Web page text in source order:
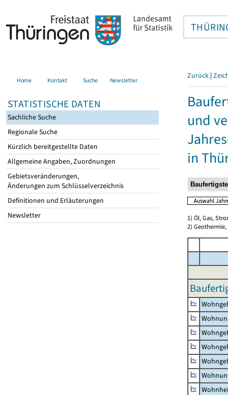
Home Kontakt Suche Newsletter
STATISTISCHE DATEN
Sachliche Suche
Regionale Suche
Kürzlich bereitgestellte Daten
Allgemeine Angaben, Zuordnungen
Gebietsveränderungen,
Änderungen zum Schlüsselverzeichnis
Definitionen und Erläuterungen
Newsletter
Zurück |
und
in
1) Öl, Gas,
2)